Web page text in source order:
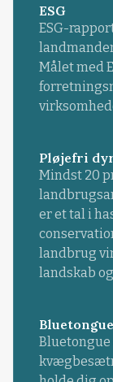
ESG
ESG-
Målet med
Pløjefri
Mindst 20
er et tal i
landbrug
landskab
Bluetongue